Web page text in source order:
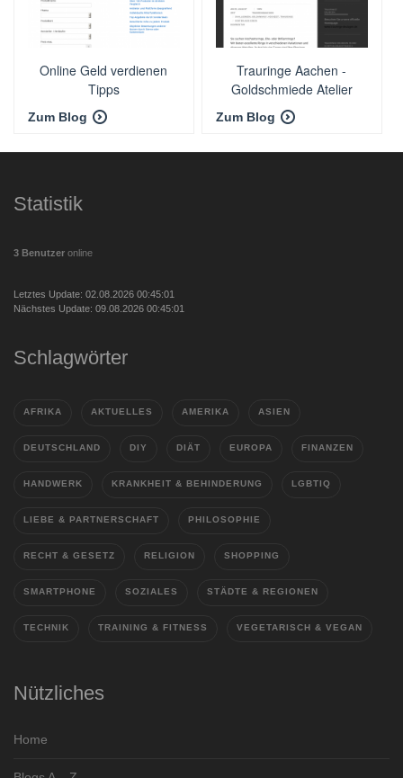
Online Geld verdienen
Tipps
Zum Blog
Trauringe Aachen -
Goldschmiede Atelier
Zum Blog
Statistik
3 Benutzer online
Letztes Update: 02.08.2026 00:45:01
Nächstes Update: 09.08.2026 00:45:01
Schlagwörter
AFRIKA AKTUELLES AMERIKA ASIEN
DEUTSCHLAND DIY DIÄT EUROPA FINANZEN
HANDWERK KRANKHEIT & BEHINDERUNG LGBTIQ
LIEBE & PARTNERSCHAFT PHILOSOPHIE
RECHT & GESETZ RELIGION SHOPPING
SMARTPHONE SOZIALES STÄDTE & REGIONEN
TECHNIK TRAINING & FITNESS VEGETARISCH & VEGAN
Nützliches
Home